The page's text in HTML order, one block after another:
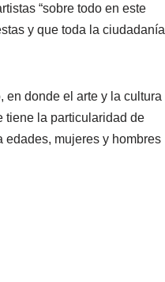
“sobre todo en este
y que toda la ciudadanía
en donde el arte y la cultura
tiene la particularidad de
edades, mujeres y hombres